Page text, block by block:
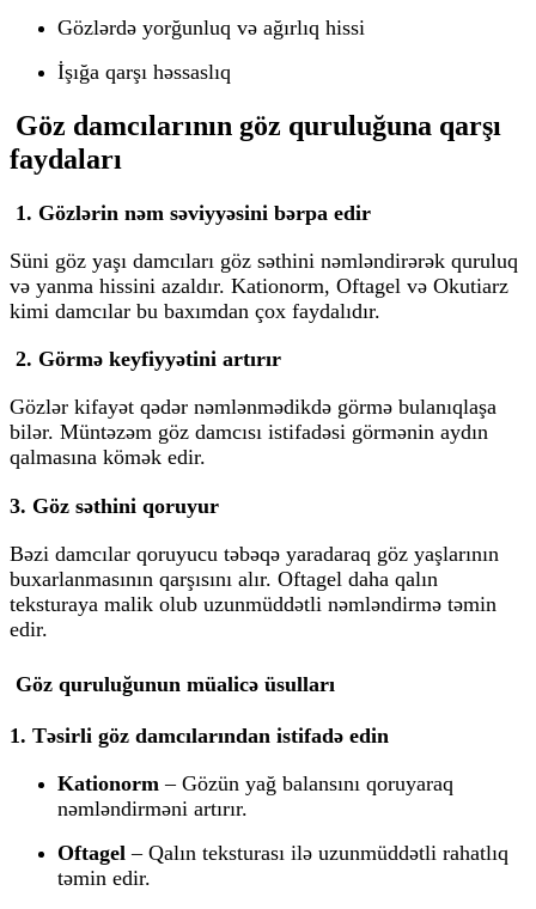
Gözlərdə yorğunluq və ağırlıq hissi
İşığa qarşı həssaslıq
Göz damcılarının göz quruluğuna qarşı
faydaları
1. Gözlərin nəm səviyyəsini bərpa edir
Süni göz yaşı damcıları göz səthini nəmləndirərək quruluq
və yanma hissini azaldır. Kationorm, Oftagel və Okutiarz
kimi damcılar bu baxımdan çox faydalıdır.
2. Görmə keyfiyyətini artırır
Gözlər kifayət qədər nəmlənmədikdə görmə bulanıqlaşa
bilər. Müntəzəm göz damcısı istifadəsi görmənin aydın
qalmasına kömək edir.
3. Göz səthini qoruyur
Bəzi damcılar qoruyucu təbəqə yaradaraq göz yaşlarının
buxarlanmasının qarşısını alır. Oftagel daha qalın
teksturaya malik olub uzunmüddətli nəmləndirmə təmin
edir.
Göz quruluğunun müalicə üsulları
1. Təsirli göz damcılarından istifadə edin
Kationorm – Gözün yağ balansını qoruyaraq
nəmləndirməni artırır.
Oftagel – Qalın teksturası ilə uzunmüddətli rahatlıq
təmin edir.